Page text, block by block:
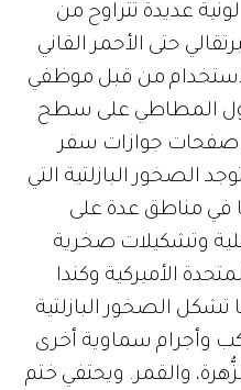
عديدة تتراوح من
حتى الأحمر القاني
من قبل موظفي
المطاطي على سطح
صفحات جوازات سفر
الصخور البازلتية التي
في مناطق عدة على
وتشكيلات صخرية
الأميركية وكندا
تشكل الصخور البازلتية
وأجرام سماوية أخرى
والقمر. ويحتفي ختم